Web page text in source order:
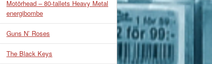
Motörhead – 80-tallets Heavy Metal
energibombe
Guns N’ Roses
The Black Keys